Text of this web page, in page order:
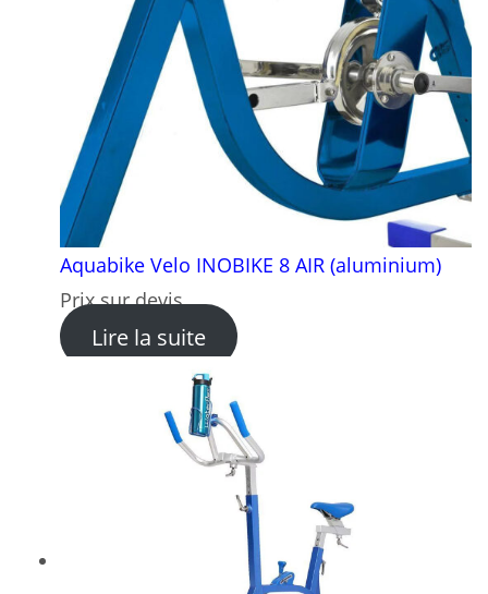
Aquabike Velo INOBIKE 8 AIR (aluminium)
Prix sur devis
Lire la suite: Aquabike Velo INOBIKE 8